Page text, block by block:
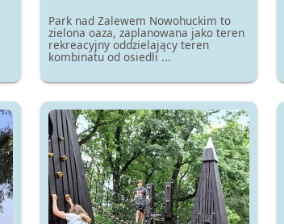
Park nad Zalewem Nowohuckim to
zielona oaza, zaplanowana jako teren
rekreacyjny oddzielający teren
kombinatu od osiedli ...